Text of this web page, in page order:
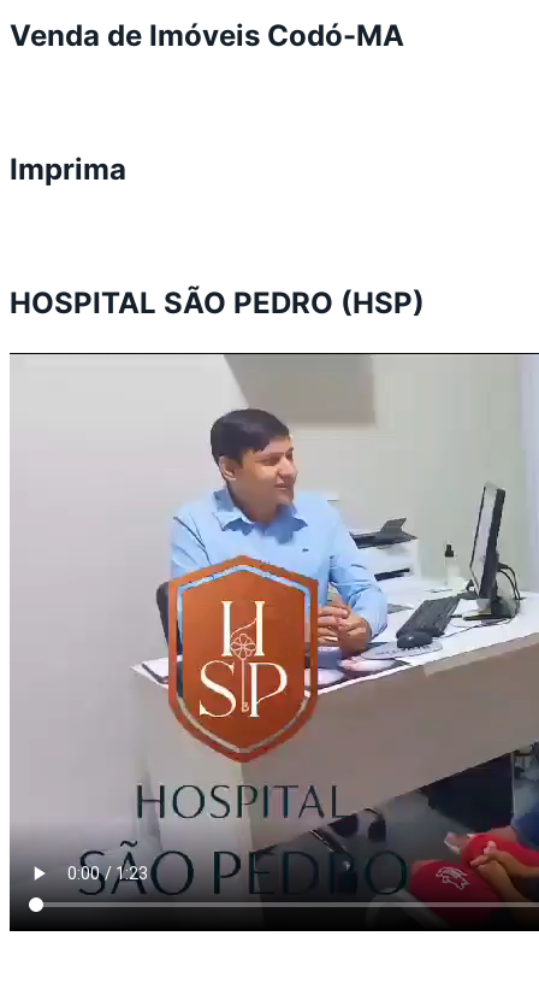
Venda de Imóveis Codó-MA
Imprima
HOSPITAL SÃO PEDRO (HSP)